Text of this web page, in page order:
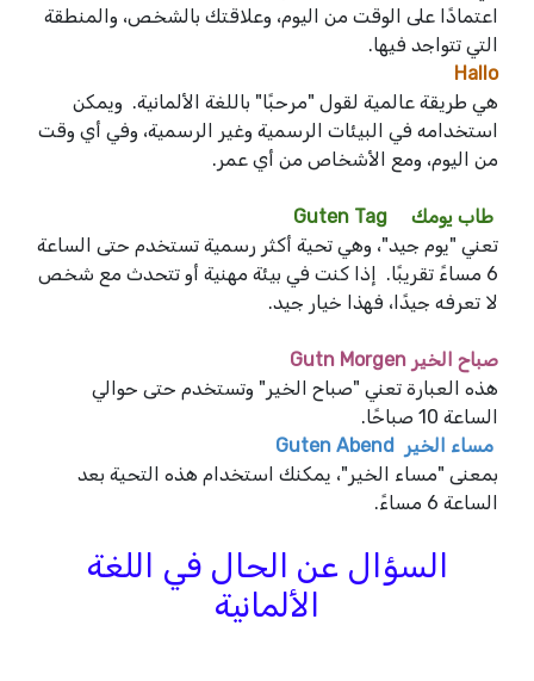
اعتمادًا على الوقت من اليوم، وعلاقتك بالشخص، والمنطقة
التي تتواجد فيها.
Hallo
هي طريقة عالمية لقول "مرحبًا" باللغة الألمانية. ويمكن
استخدامه في البيئات الرسمية وغير الرسمية، وفي أي وقت
من اليوم، ومع الأشخاص من أي عمر.
طاب يومك Guten Tag
تعني "يوم جيد"، وهي تحية أكثر رسمية تستخدم حتى الساعة
6 مساءً تقريبًا. إذا كنت في بيئة مهنية أو تتحدث مع شخص
لا تعرفه جيدًا، فهذا خيار جيد.
صباح الخير Gutn Morgen
هذه العبارة تعني "صباح الخير" وتستخدم حتى حوالي
الساعة 10 صباحًا.
مساء الخير Guten Abend
بمعنى "مساء الخير"، يمكنك استخدام هذه التحية بعد
الساعة 6 مساءً.
السؤال عن الحال في اللغة
الألمانية